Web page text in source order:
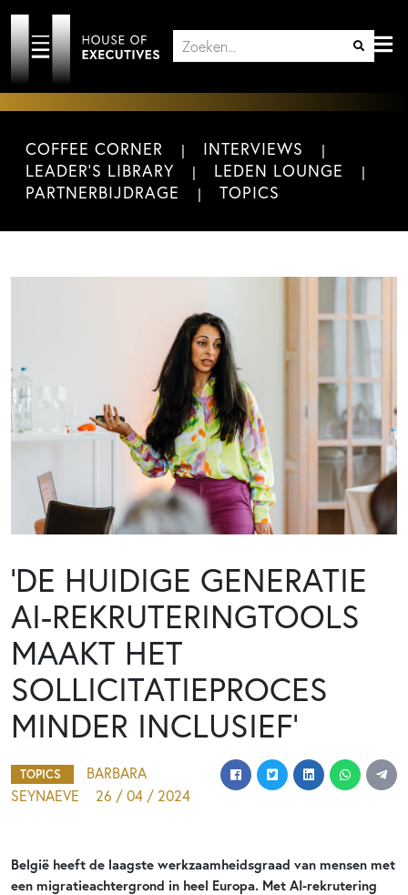
COFFEE CORNER
INTERVIEWS
LEADER'S LIBRARY
LEDEN LOUNGE
PARTNERBIJDRAGE
TOPICS
‘DE HUIDIGE GENERATIE
AI-REKRUTERINGTOOLS
MAAKT HET
SOLLICITATIEPROCES
MINDER INCLUSIEF’
TOPICS
BARBARA
SEYNAEVE
26 / 04 / 2024
België heeft de laagste werkzaamheidsgraad van mensen met
een migratieachtergrond in heel Europa. Met AI-rekrutering